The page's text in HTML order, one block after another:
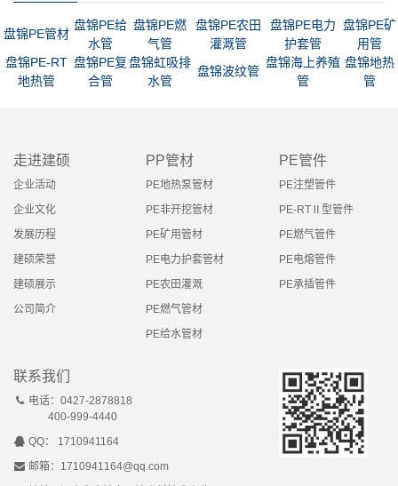
盘锦PE管材
盘锦PE给
水管
盘锦PE燃
气管
盘锦PE农田
灌溉管
盘锦PE电力
护套管
盘锦PE矿
用管
盘锦PE-RT
地热管
盘锦PE复
合管
盘锦虹吸排
水管
盘锦波纹管
盘锦海上养殖
管
盘锦地热
管
走进建硕
企业活动
企业文化
发展历程
建硕荣誉
建硕展示
公司简介
PP管材
PE地热泵管材
PE非开挖管材
PE矿用管材
PE电力护套管材
PE农田灌溉
PE燃气管材
PE给水管材
PE管件
PE注塑管件
PE-RTⅡ型管件
PE燃气管件
PE电熔管件
PE承插管件
联系我们
电话：0427-2878818
400-999-4440
QQ： 1710941164
邮箱：1710941164@qq.com